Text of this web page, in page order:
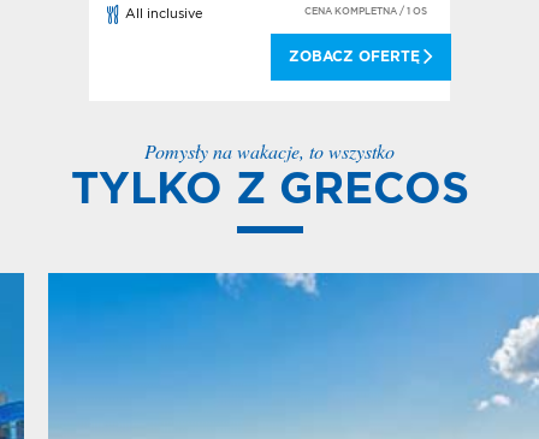
All inclusive CENA KOMPLETNA / 1 OS
ZOBACZ OFERTĘ
Pomysły na wakacje, to wszystko
TYLKO Z GRECOS
Na urlopie chcesz zapomnieć o kosztach, nie nosić ze sobą gotówki i